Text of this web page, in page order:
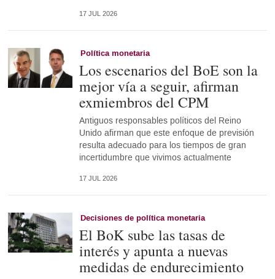
17 JUL 2026
Política monetaria
Los escenarios del BoE son la
mejor vía a seguir, afirman
exmiembros del CPM
Antiguos responsables políticos del Reino
Unido afirman que este enfoque de previsión
resulta adecuado para los tiempos de gran
incertidumbre que vivimos actualmente
17 JUL 2026
Decisiones de política monetaria
El BoK sube las tasas de
interés y apunta a nuevas
medidas de endurecimiento